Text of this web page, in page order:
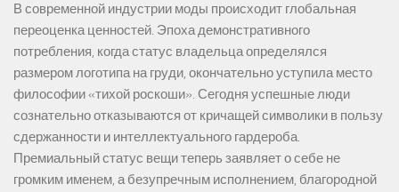
В современной индустрии моды происходит глобальная
переоценка ценностей. Эпоха демонстративного
потребления, когда статус владельца определялся
размером логотипа на груди, окончательно уступила место
философии «тихой роскоши». Сегодня успешные люди
сознательно отказываются от кричащей символики в пользу
сдержанности и интеллектуального гардероба.
Премиальный статус вещи теперь заявляет о себе не
громким именем, а безупречным исполнением, благородной